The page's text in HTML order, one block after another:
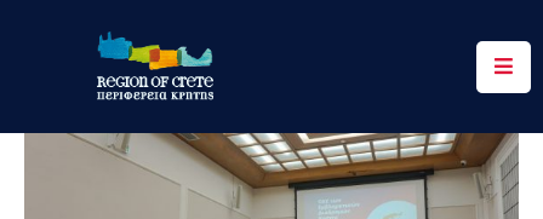
Περιφέρεια
Ενημέρωση